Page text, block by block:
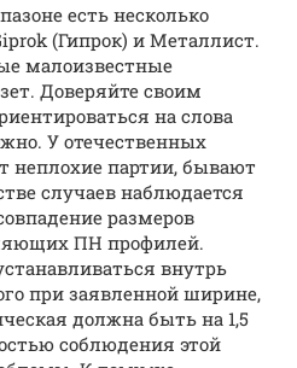
есть несколько
(Гипрок) и Металлист.
малоизвестные
Доверяйте своим
на слова
У отечественных
неплохие партии, бывают
случаев наблюдается
размеров
ПН профилей.
внутрь
при заявленной ширине,
должна быть на 1,5
соблюдения этой